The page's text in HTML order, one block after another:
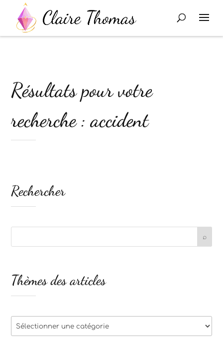
Résultats pour votre
recherche : accident
Rechercher
Thèmes des articles
Thèmes
des